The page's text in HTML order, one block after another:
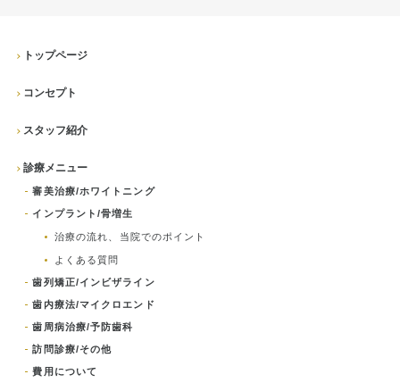
トップページ
コンセプト
スタッフ紹介
診療メニュー
審美治療/ホワイトニング
インプラント/骨増生
治療の流れ、当院でのポイント
よくある質問
歯列矯正/インビザライン
歯内療法/マイクロエンド
歯周病治療/予防歯科
訪問診療/その他
費用について